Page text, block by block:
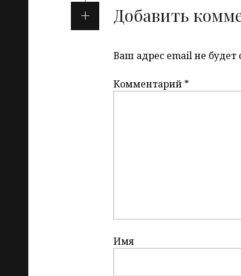
Добавить
Ваш адрес email не будет
Комментарий *
Имя